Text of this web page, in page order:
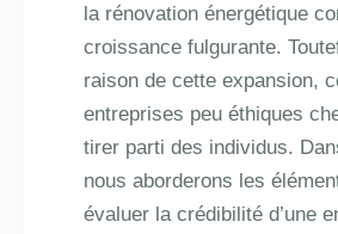
la rénovation énergétique
croissance fulgurante.
raison de cette expansion,
entreprises peu éthiques
tirer parti des individus.
nous aborderons les
évaluer la crédibilité d’une